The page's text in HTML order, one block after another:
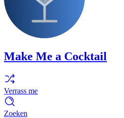
Make Me a Cocktail
Verrass me
Zoeken